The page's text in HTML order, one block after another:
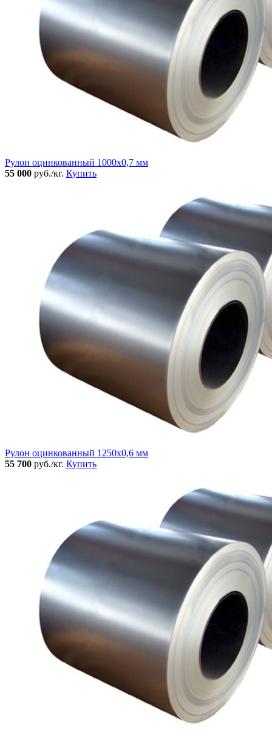
Рулон оцинкованный 1000х0,7 мм
55 000 руб./кг. Купить
Рулон оцинкованный 1250х0,6 мм
55 700 руб./кг. Купить